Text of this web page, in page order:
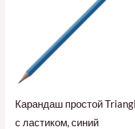
Карандаш простой
с ластиком, синий